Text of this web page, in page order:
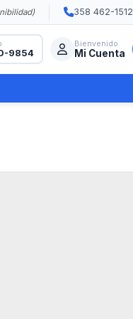
358 462-1512
9854
Bienvenido
Mi Cuenta